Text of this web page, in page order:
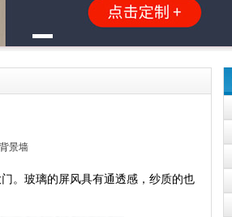
景墙
。玻璃的屏风具有通透感，纱质的也